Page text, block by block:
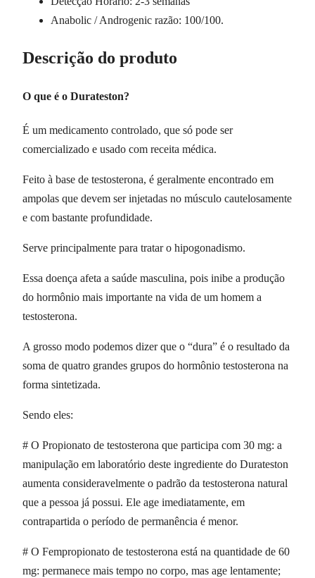
Anabolic / Androgenic razão: 100/100.
Descrição do produto
O que é o Durateston?
É um medicamento controlado, que só pode ser
comercializado e usado com receita médica.
Feito à base de testosterona, é geralmente encontrado em
ampolas que devem ser injetadas no músculo cautelosamente
e com bastante profundidade.
Serve principalmente para tratar o hipogonadismo.
Essa doença afeta a saúde masculina, pois inibe a produção
do hormônio mais importante na vida de um homem a
testosterona.
A grosso modo podemos dizer que o “dura” é o resultado da
soma de quatro grandes grupos do hormônio testosterona na
forma sintetizada.
Sendo eles:
# O Propionato de testosterona que participa com 30 mg: a
manipulação em laboratório deste ingrediente do Durateston
aumenta consideravelmente o padrão da testosterona natural
que a pessoa já possui. Ele age imediatamente, em
contrapartida o período de permanência é menor.
# O Fempropionato de testosterona está na quantidade de 60
mg: permanece mais tempo no corpo, mas age lentamente;